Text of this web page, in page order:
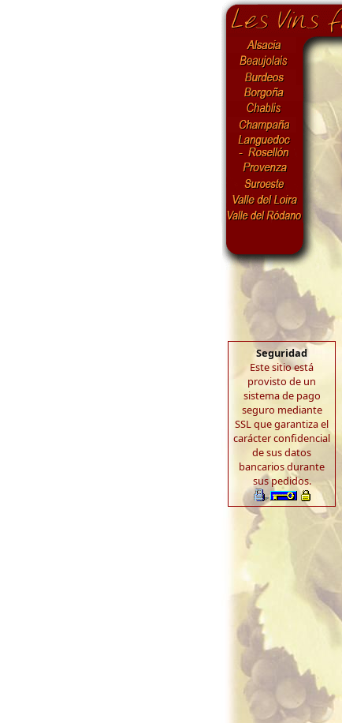
Seguridad
Este sitio está
provisto de un
sistema de pago
seguro mediante
SSL que garantiza el
carácter confidencial
de sus datos
bancarios durante
sus pedidos.